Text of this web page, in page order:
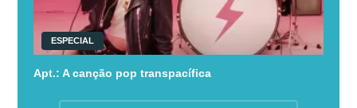
ESPECIAL
Apt.: A canção pop transpacífica